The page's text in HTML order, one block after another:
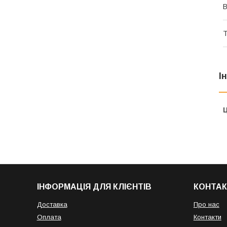
ІНФОРМАЦІЯ ДЛЯ КЛІЄНТІВ
Доставка
Оплата
Про нас
Контакти